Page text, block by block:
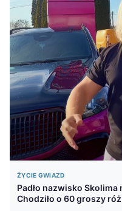
ŻYCIE GWIAZD
Padło nazwisko
Chodziło o 60 groszy